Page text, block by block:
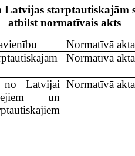
Latvijas starptautiskajām
atbilst normatīvais akts
Normatīvā
Normatīvā
no Latvijai
un
Normatīvā